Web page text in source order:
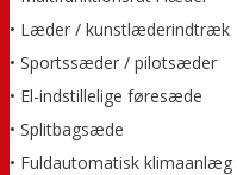
• Læder / kunstlæderindtræk
• Sportssæder / pilotsæder
• El-indstillelige føresæde
• Splitbagsæde
• Fuldautomatisk klimaanlæg